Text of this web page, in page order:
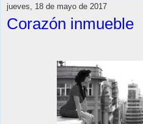
jueves, 18 de mayo de 2017
Corazón inmueble